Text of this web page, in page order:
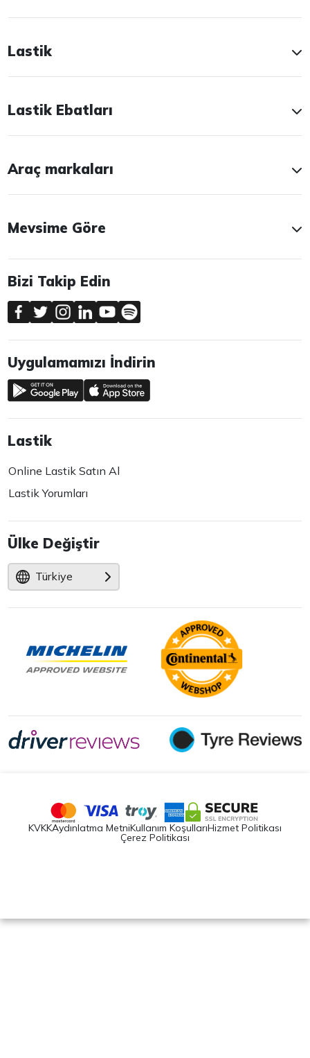
Lastik
Lastik Ebatları
Araç markaları
Mevsime Göre
Bizi Takip Edin
Uygulamamızı İndirin
Lastik
Online Lastik Satın Al
Lastik Yorumları
Ülke Değiştir
Türkiye
KVKKAydınlatma MetniKullanım KoşullarıHizmet Politikası
Çerez Politikası